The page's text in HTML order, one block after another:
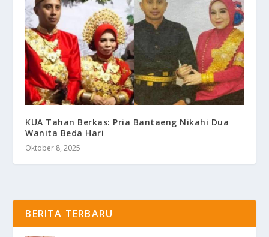
KUA Tahan Berkas: Pria Bantaeng Nikahi Dua
Wanita Beda Hari
Oktober 8, 2025
BERITA TERBARU